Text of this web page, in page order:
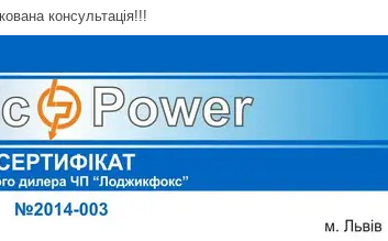
консультація!!!